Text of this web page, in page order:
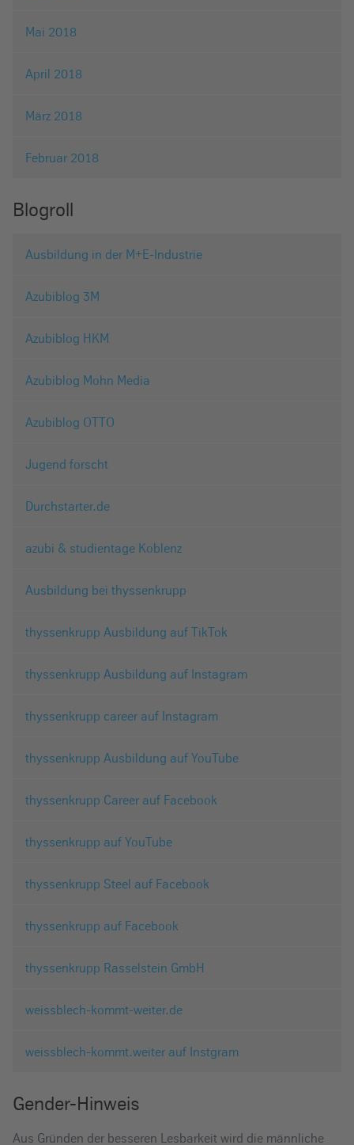
Mai 2018
April 2018
März 2018
Februar 2018
Blogroll
Ausbildung in der M+E-Industrie
Azubiblog 3M
Azubiblog HKM
Azubiblog Mohn Media
Azubiblog OTTO
Jugend forscht
Durchstarter.de
azubi & studientage Koblenz
Ausbildung bei thyssenkrupp
thyssenkrupp Ausbildung auf TikTok
thyssenkrupp Ausbildung auf Instagram
thyssenkrupp career auf Instagram
thyssenkrupp Ausbildung auf YouTube
thyssenkrupp Career auf Facebook
thyssenkrupp auf YouTube
thyssenkrupp Steel auf Facebook
thyssenkrupp auf Facebook
thyssenkrupp Rasselstein GmbH
weissblech-kommt-weiter.de
weissblech-kommt.weiter auf Instgram
Gender-Hinweis
Aus Gründen der besseren Lesbarkeit wird die männliche